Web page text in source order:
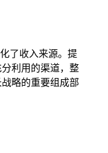
了收入来源。提
利用的渠道，整
略的重要组成部